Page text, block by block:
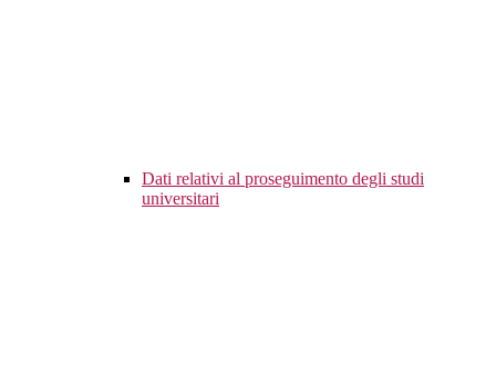
Dati relativi al proseguimento degli studi
universitari